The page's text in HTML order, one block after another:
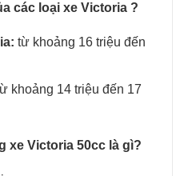
các loại xe Victoria ?
từ khoảng 16 triệu đến
khoảng 14 triệu đến 17
xe Victoria 50cc là gì?